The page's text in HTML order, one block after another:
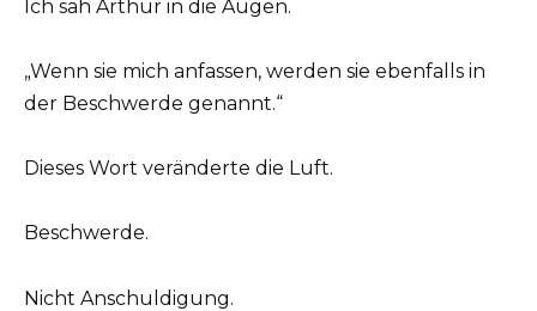
Ich sah Arthur in die Augen.
„Wenn sie mich anfassen, werden sie ebenfalls in
der Beschwerde genannt.“
Dieses Wort veränderte die Luft.
Beschwerde.
Nicht Anschuldigung.